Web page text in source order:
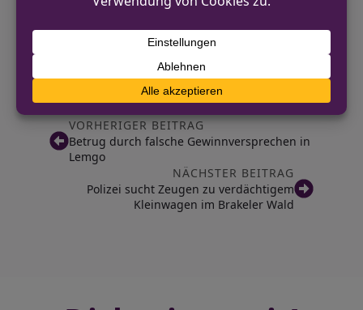
Polizei Steinfurt
02551 152200
pressestelle.steinfurt@polizei.nrw.de
https://steinfurt.polizei.nrw/
VORHERIGER BEITRAG
Betrug durch falsche Gewinnversprechen in
Lemgo
NÄCHSTER BEITRAG
Polizei sucht Zeugen zu verdächtigem
Kleinwagen im Brakeler Wald